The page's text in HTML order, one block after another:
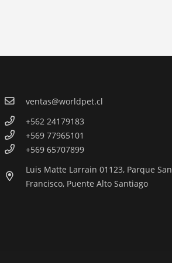
ventas@worldpet.cl
+562 24179183
+569 77965101
+569 65707899
Luis Matte Larrain 01123, Parque San
Francisco, Puente Alto Santiago